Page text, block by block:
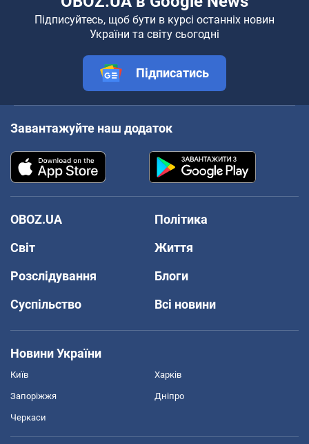
Підписуйтесь, щоб бути в курсі останніх новин
України та світу сьогодні
Підписатись
Завантажуйте наш додаток
OBOZ.UA
Політика
Світ
Життя
Розслідування
Блоги
Суспільство
Всі новини
Новини України
Київ Харків
Запоріжжя Дніпро
Черкаси